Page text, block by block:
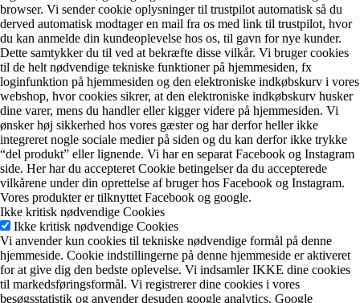
browser. Vi sender cookie oplysninger til trustpilot automatisk så du
derved automatisk modtager en mail fra os med link til trustpilot, hvor
du kan anmelde din kundeoplevelse hos os, til gavn for nye kunder.
Dette samtykker du til ved at bekræfte disse vilkår. Vi bruger cookies
til de helt nødvendige tekniske funktioner på hjemmesiden, fx
loginfunktion på hjemmesiden og den elektroniske indkøbskurv i vores
webshop, hvor cookies sikrer, at den elektroniske indkøbskurv husker
dine varer, mens du handler eller kigger videre på hjemmesiden. Vi
ønsker høj sikkerhed hos vores gæster og har derfor heller ikke
integreret nogle sociale medier på siden og du kan derfor ikke trykke
“del produkt” eller lignende. Vi har en separat Facebook og Instagram
side. Her har du accepteret Cookie betingelser da du accepterede
vilkårene under din oprettelse af bruger hos Facebook og Instagram.
Vores produkter er tilknyttet Facebook og google.
Ikke kritisk nødvendige Cookies
Ikke kritisk nødvendige Cookies
Vi anvender kun cookies til tekniske nødvendige formål på denne
hjemmeside. Cookie indstillingerne på denne hjemmeside er aktiveret
for at give dig den bedste oplevelse. Vi indsamler IKKE dine cookies
til markedsføringsformål. Vi registrerer dine cookies i vores
besøgsstatistik og anvender desuden google analytics. Google